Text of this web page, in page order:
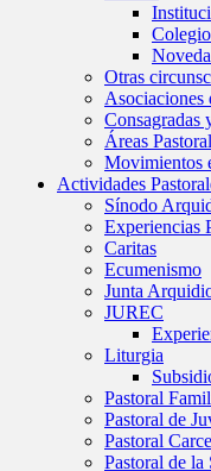
Otras
Asociaciones
Consagradas
Áreas
Movimientos
Actividades
Sínodo
Experiencias
Caritas
Ecumenismo
Junta
JUREC
Liturgia
Pastoral
Pastoral de
Pastoral
Pastoral de